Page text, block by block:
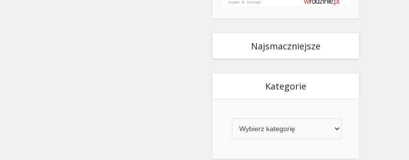
Najsmaczniejsze
Kategorie